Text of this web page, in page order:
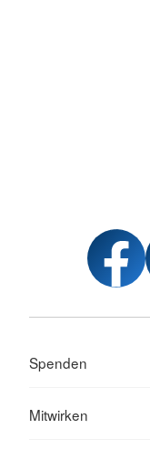
Spenden
Mitwirken